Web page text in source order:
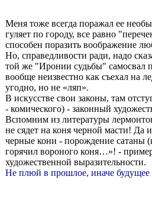
Меня тоже всегда поражал ее
гуляет по городу, все равно
способен поразить воображение
Но, справедливости ради, надо
той же "Иронии судьбы" самосвал
вообще неизвестно как съехал на
угодно, но не «ляп».
В искусстве свои законы, там
- комического) - законный
Вспомним из литературы
не сядет на коня черной масти! Да
черные кони - порождение сатаны
горячил вороного коня…»! -
художественной выразительности.
Не плюй в прошлое, иначе будущее